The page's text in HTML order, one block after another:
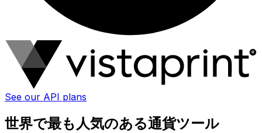
See our API plans
世界で最も人気のある通貨ツール